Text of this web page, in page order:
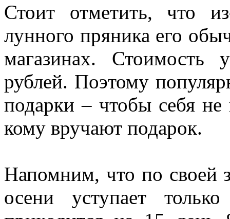
Стоит отметить, что
лунного пряника его
магазинах. Стоимость
рублей. Поэтому
подарки – чтобы себя не
кому вручают подарок.
Напомним, что по своей
осени уступает